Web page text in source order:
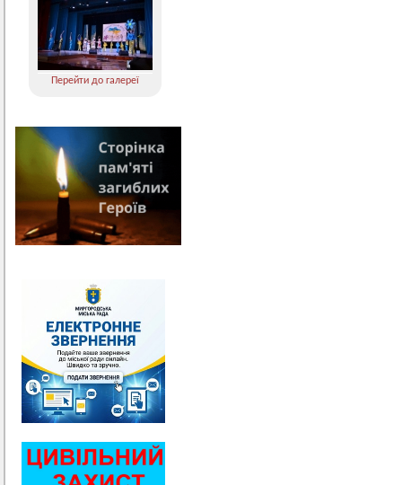
Перейти до галереї